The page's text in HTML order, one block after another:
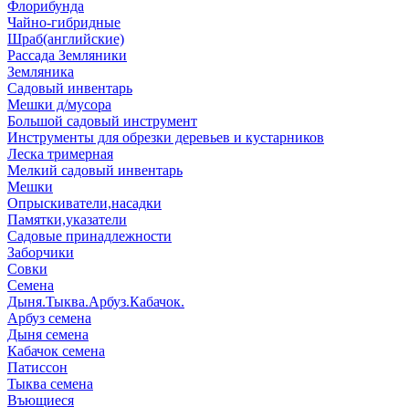
Флорибунда
Чайно-гибридные
Шраб(английские)
Рассада Земляники
Земляника
Садовый инвентарь
Мешки д/мусора
Большой садовый инструмент
Инструменты для обрезки деревьев и кустарников
Леска тримерная
Мелкий садовый инвентарь
Мешки
Опрыскиватели,насадки
Памятки,указатели
Садовые принадлежности
Заборчики
Совки
Семена
Дыня.Тыква.Арбуз.Кабачок.
Арбуз семена
Дыня семена
Кабачок семена
Патиссон
Тыква семена
Въющиеся